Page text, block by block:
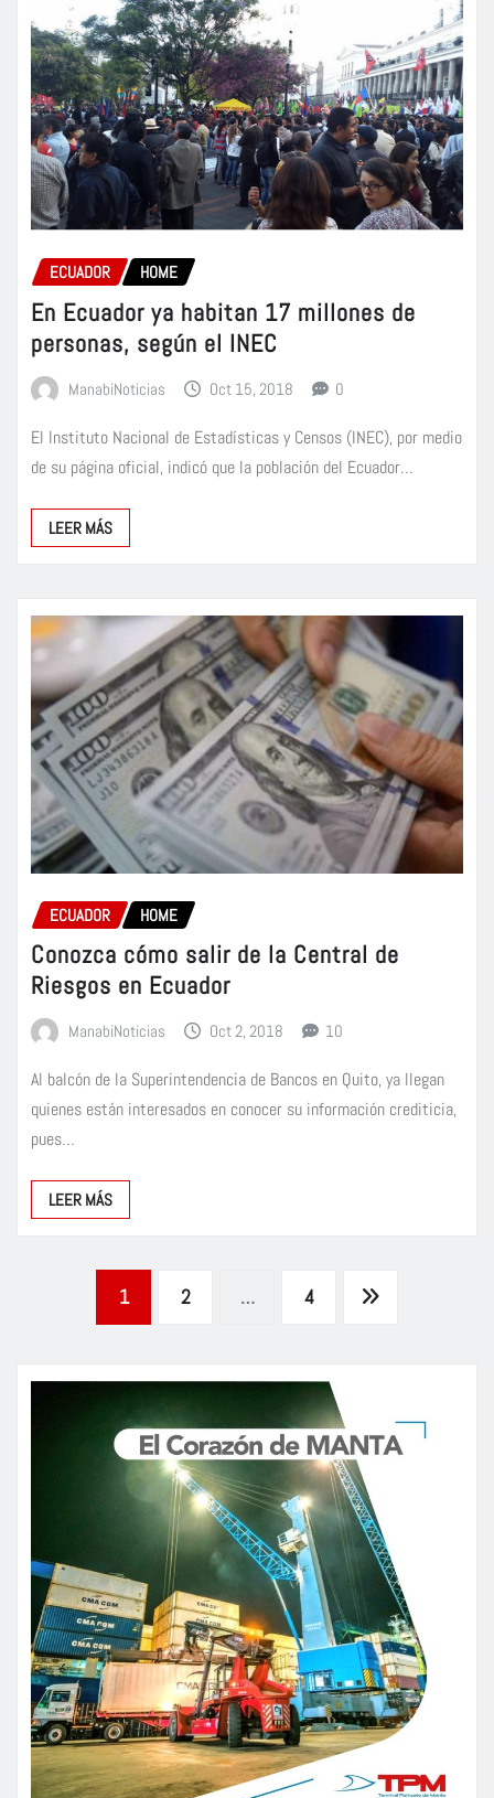
ECUADOR HOME
En Ecuador ya habitan 17 millones de
personas, según el INEC
ManabiNoticias Oct 15, 2018 0
El Instituto Nacional de Estadísticas y Censos (INEC), por medio
de su página oficial, indicó que la población del Ecuador…
LEER MÁS
ECUADOR HOME
Conozca cómo salir de la Central de
Riesgos en Ecuador
ManabiNoticias Oct 2, 2018 10
Al balcón de la Superintendencia de Bancos en Quito, ya llegan
quienes están interesados en conocer su información crediticia,
pues…
LEER MÁS
Paginación
de
entradas
1 2 … 4